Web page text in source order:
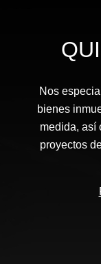
Nos
bienes
medida, así
proyectos